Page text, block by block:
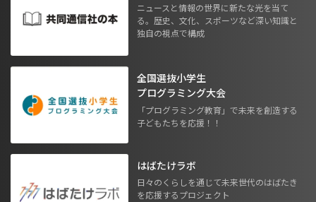
ニュースと情報の世界に新たな光を当て
る。歴史、文化、スポーツなど深い知識と
独自の視点で構成
全国選抜小学生
プログラミング大会
「プログラミング教育」で未来を創造する
子どもたちを応援！！
はばたけラボ
日々のくらしを通じて未来世代のはばたき
を応援するプロジェクト